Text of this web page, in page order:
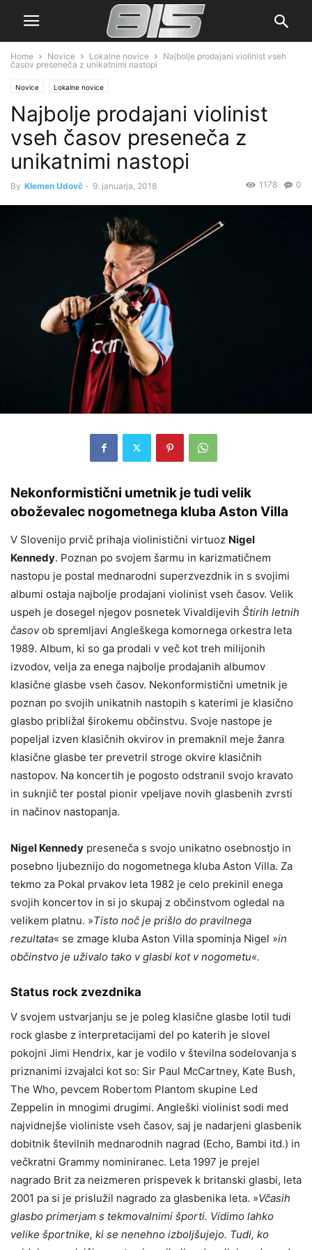
Home Novice Lokalne novice
Najbolje prodajani violinist vseh
časov preseneča z unikatnimi nastopi
Novice Lokalne novice
Najbolje prodajani violinist
vseh časov preseneča z
unikatnimi nastopi
By Klemen Udovč - 9. januarja, 2018 0
1178
Nekonformistični umetnik je tudi velik
oboževalec nogometnega kluba Aston Villa
V Slovenijo prvič prihaja violinistični virtuoz Nigel
Kennedy. Poznan po svojem šarmu in karizmatičnem
nastopu je postal mednarodni superzvezdnik in s svojimi
albumi ostaja najbolje prodajani violinist vseh časov. Velik
uspeh je dosegel njegov posnetek Vivaldijevih Štirih letnih
časovob spremljavi Angleškega komornega orkestra leta
1989. Album, ki so ga prodali v več kot treh milijonih
izvodov, velja za enega najbolje prodajanih albumov
klasične glasbe vseh časov. Nekonformistični umetnik je
poznan po svojih unikatnih nastopih s katerimi je klasično
glasbo približal širokemu občinstvu. Svoje nastope je
popeljal izven klasičnih okvirov in premaknil meje žanra
klasične glasbe ter prevetril stroge okvire klasičnih
nastopov. Na koncertih je pogosto odstranil svojo kravato
in suknjič ter postal pionir vpeljave novih glasbenih zvrsti
in načinov nastopanja.
Nigel Kennedy preseneča s svojo unikatno osebnostjo in
posebno ljubeznijo do nogometnega kluba Aston Villa. Za
tekmo za Pokal prvakov leta 1982 je celo prekinil enega
svojih koncertov in si jo skupaj z občinstvom ogledal na
velikem platnu. »Tisto noč je prišlo do pravilnega
rezultata« se zmage kluba Aston Villa spominja Nigel »in
občinstvo je uživalo tako v glasbi kot v nogometu«.
Status rock zvezdnika
V svojem ustvarjanju se je poleg klasične glasbe lotil tudi
rock glasbe z interpretacijami del po katerih je slovel
pokojni Jimi Hendrix, kar je vodilo v številna sodelovanja s
priznanimi izvajalci kot so: Sir Paul McCartney, Kate Bush,
The Who, pevcem Robertom Plantom skupine Led
Zeppelin in mnogimi drugimi. Angleški violinist sodi med
najvidnejše violiniste vseh časov, saj je nadarjeni glasbenik
dobitnik številnih mednarodnih nagrad (Echo, Bambi itd.) in
večkratni Grammy nominiranec. Leta 1997 je prejel
nagrado Brit za neizmeren prispevek k britanski glasbi, leta
2001 pa si je prislužil nagrado za glasbenika leta. »Včasih
glasbo primerjam s tekmovalnimi športi. Vidimo lahko
velike športnike, ki se nenehno izboljšujejo. Tudi, ko